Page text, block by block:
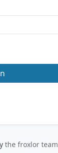
the froxlor team